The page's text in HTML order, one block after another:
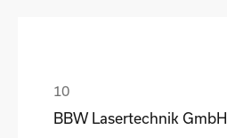
BBW Lasertechnik GmbH